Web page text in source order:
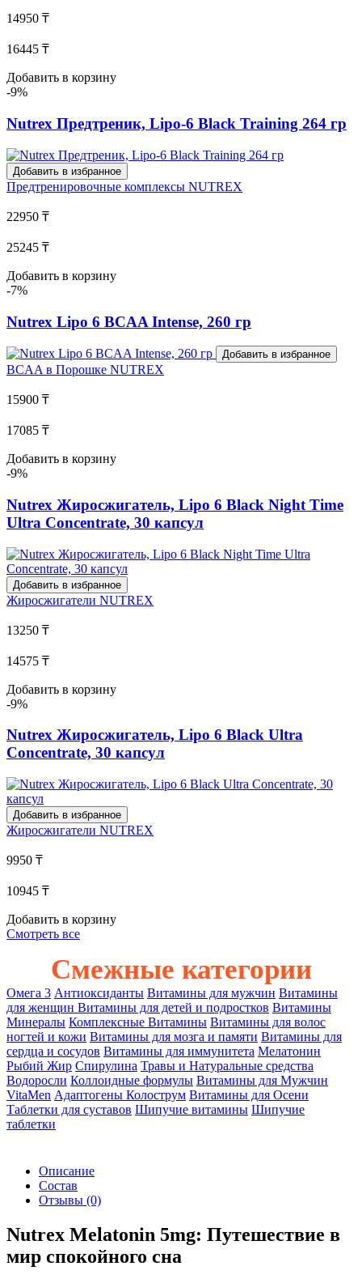
14950 ₸
16445 ₸
Добавить в корзину
-9%
Nutrex Предтреник, Lipo-6 Black Training 264 гр
Добавить в избранное
Предтренировочные комплексы NUTREX
22950 ₸
25245 ₸
Добавить в корзину
-7%
Nutrex Lipo 6 BCAA Intense, 260 гр
Добавить в избранное
BCAA в Порошке NUTREX
15900 ₸
17085 ₸
Добавить в корзину
-9%
Nutrex Жиросжигатель, Lipo 6 Black Night Time
Ultra Concentrate, 30 капсул
Добавить в избранное
Жиросжигатели NUTREX
13250 ₸
14575 ₸
Добавить в корзину
-9%
Nutrex Жиросжигатель, Lipo 6 Black Ultra
Concentrate, 30 капсул
Добавить в избранное
Жиросжигатели NUTREX
9950 ₸
10945 ₸
Добавить в корзину
Смотреть все
Смежные категории
Омега 3 Антиоксиданты Витамины для мужчин Витамины
для женщин Витамины для детей и подростков Витамины
Минералы Комплексные Витамины Витамины для волос
ногтей и кожи Витамины для мозга и памяти Витамины для
сердца и сосудов Витамины для иммунитета Мелатонин
Рыбий Жир Спирулина Травы и Hатуральные средства
Водоросли Коллоидные формулы Витамины для Мужчин
VitaMen Адаптогены Колострум Витамины для Осени
Таблетки для суставов Шипучие витамины Шипучие
таблетки
Описание
Состав
Отзывы (0)
Nutrex Melatonin 5mg: Путешествие в
мир спокойного сна